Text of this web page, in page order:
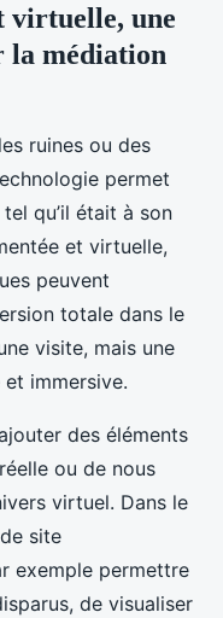
virtuelle, une
la médiation
ruines ou des
permet
qu’il était à son
et virtuelle,
peuvent
totale dans le
visite, mais une
immersive.
des éléments
ou de nous
virtuel. Dans le
site
exemple permettre
de visualiser